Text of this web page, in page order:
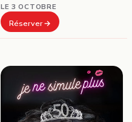
LE 3 OCTOBRE
Réserver